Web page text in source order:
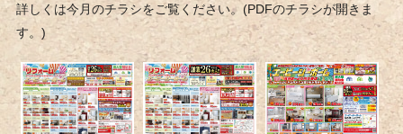
詳しくは今月のチラシをご覧ください。(PDFのチラシが開きま
す。)